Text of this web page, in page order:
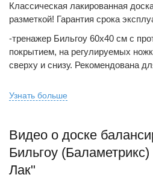
Классическая лакированная
разметкой! Гарантия срока
-тренажер Бильгоу 60х40 см с
покрытием, на регулируемых
сверху и снизу. Рекомендована
Узнать больше
Видео о доске
Бильгоу
Лак"